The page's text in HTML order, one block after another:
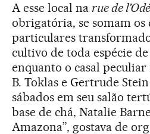
A esse local na rue de
obrigatória, se somam
particulares
cultivo de toda espécie
enquanto o casal
B. Toklas e Gertrude
sábados em seu salão
base de chá, Natalie
Amazona”, gostava de